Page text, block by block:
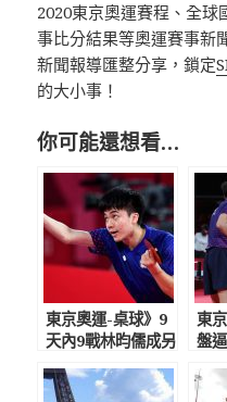
2020東京奧運賽程、全
事比分結果等奧運賽事新
新聞報導匯整分享，鎖定
的大小事！
你可能還想看…
東京奧運-桌球》9
天內9戰林昀儒成另
不再一個人的武林
東
盤
研